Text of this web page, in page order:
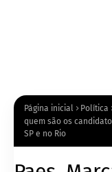
Página inicial Política
quem são os
SP e no Rio